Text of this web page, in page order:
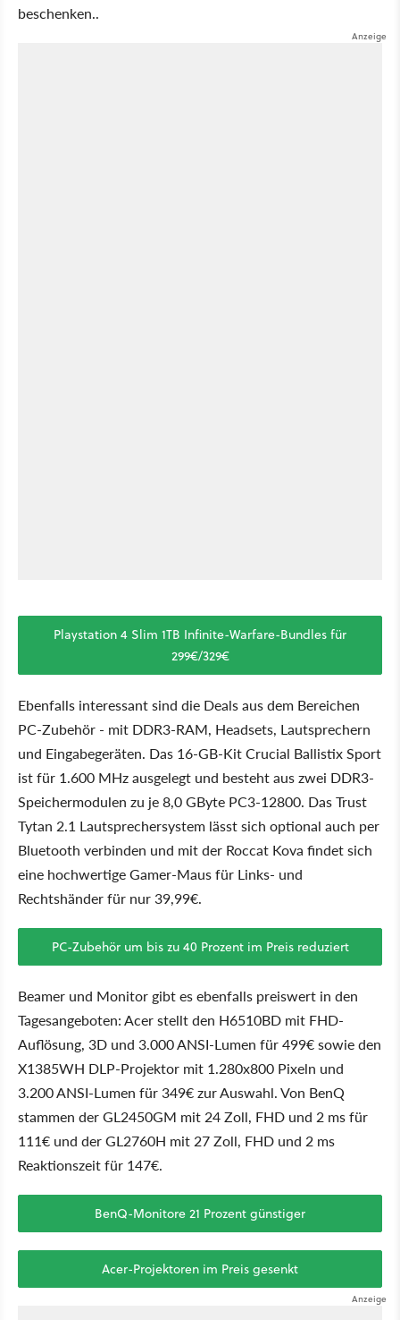
beschenken..
Playstation 4 Slim 1TB Infinite-Warfare-Bundles für
299€/329€
Ebenfalls interessant sind die Deals aus dem Bereichen
PC-Zubehör - mit DDR3-RAM, Headsets, Lautsprechern
und Eingabegeräten. Das 16-GB-Kit Crucial Ballistix Sport
ist für 1.600 MHz ausgelegt und besteht aus zwei DDR3-
Speichermodulen zu je 8,0 GByte PC3-12800. Das Trust
Tytan 2.1 Lautsprechersystem lässt sich optional auch per
Bluetooth verbinden und mit der Roccat Kova findet sich
eine hochwertige Gamer-Maus für Links- und
Rechtshänder für nur 39,99€.
PC-Zubehör um bis zu 40 Prozent im Preis reduziert
Beamer und Monitor gibt es ebenfalls preiswert in den
Tagesangeboten: Acer stellt den H6510BD mit FHD-
Auflösung, 3D und 3.000 ANSI-Lumen für 499€ sowie den
X1385WH DLP-Projektor mit 1.280x800 Pixeln und
3.200 ANSI-Lumen für 349€ zur Auswahl. Von BenQ
stammen der GL2450GM mit 24 Zoll, FHD und 2 ms für
111€ und der GL2760H mit 27 Zoll, FHD und 2 ms
Reaktionszeit für 147€.
BenQ-Monitore 21 Prozent günstiger
Acer-Projektoren im Preis gesenkt